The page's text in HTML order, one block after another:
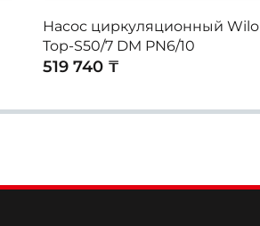
Насос циркуляционный Wilo
Top-S50/7 DM PN6/10
519 740 ₸